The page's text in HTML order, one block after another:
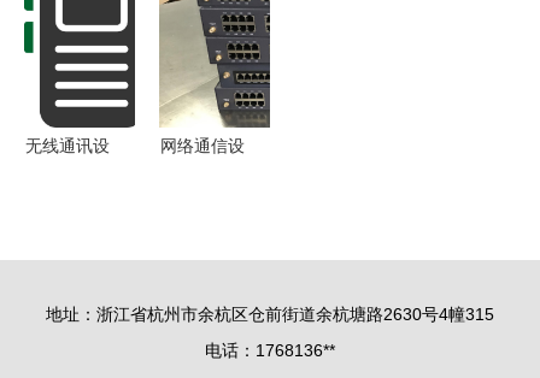
收发器 通
讯设备的可
靠之选
无线通讯设
网络通信设
地址：浙江省杭州市余杭区仓前街道余杭塘路2630号4幢315
电话：1768136**